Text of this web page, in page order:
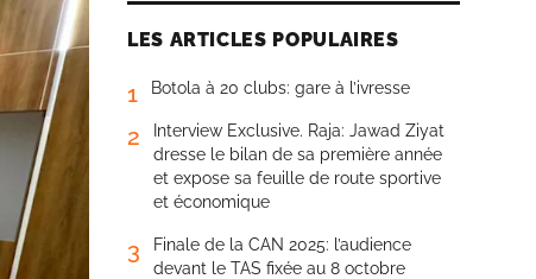
LES ARTICLES POPULAIRES
1 Botola à 20 clubs: gare à l’ivresse
2
Interview Exclusive. Raja: Jawad Ziyat
dresse le bilan de sa première année
et expose sa feuille de route sportive
et économique
3
Finale de la CAN 2025: l’audience
devant le TAS fixée au 8 octobre